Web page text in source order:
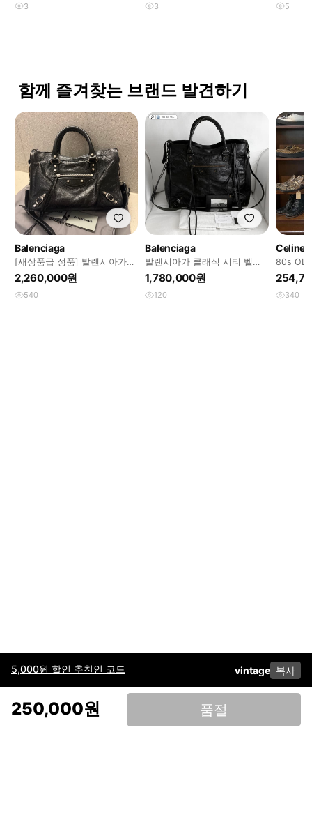
5,000원 할인 추천인 코드 vintage 복사
250,000원 품절
3 3 5
함께 즐겨찾는 브랜드 발견하기
Balenciaga
[새상품급 정품] 발렌시아가
르 시티 모터백 스몰 블랙
2,260,000원
540
Balenciaga
발렌시아가 클래식 시티 벨로
백 판매합니다.
1,780,000원
120
Celine
80s
bag 80
340
이용약관고객센터판매개인정보 처리방침사업자 정보다운로드